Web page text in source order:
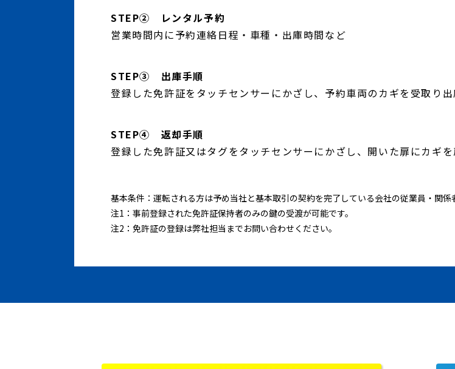
STEP② レンタル予約
営業時間内に予約連絡日程・車種・出庫時間など
STEP③ 出庫手順
登録した免許証をタッチセンサーにかざし、予約車両のカギを受取り出
STEP④ 返却手順
登録した免許証又はタグをタッチセンサーにかざし、開いた扉にカギを
基本条件：運転される方は予め当社と基本取引の契約を完了している会社の従業員・関係
注1：事前登録された免許証保持者のみの鍵の受渡が可能です。
注2：免許証の登録は弊社担当までお問い合わせください。